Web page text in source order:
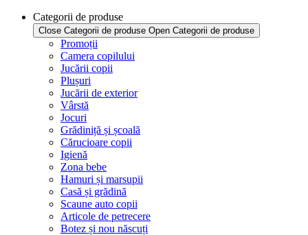
Categorii de produse
Close Categorii de produse Open Categorii de produse
Promoții
Camera copilului
Jucării copii
Plușuri
Jucării de exterior
Vârstă
Jocuri
Grădiniță și școală
Cărucioare copii
Igienă
Zona bebe
Hamuri și marsupii
Casă și grădină
Scaune auto copii
Articole de petrecere
Botez și nou născuți